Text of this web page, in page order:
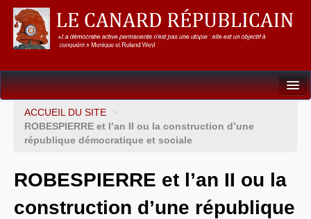
Dossiers
L’Union européenne
ACCUEIL DU SITE
>
ROBESPIERRE et l’an II ou la construction d’une
république démocratique et sociale
ROBESPIERRE et l’an II ou la
construction d’une république